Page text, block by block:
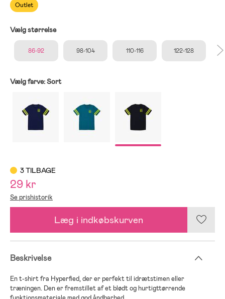
Outlet
Vælg størrelse
86-92 98-104 110-116 122-128
Vælg farve:Sort
3 TILBAGE
29 kr
Se prishistorik
Læg i indkøbskurven
Beskrivelse
En t-shirt fra Hyperfied, der er perfekt til idrætstimen eller
træningen. Den er fremstillet af et blødt og hurtigttørrende